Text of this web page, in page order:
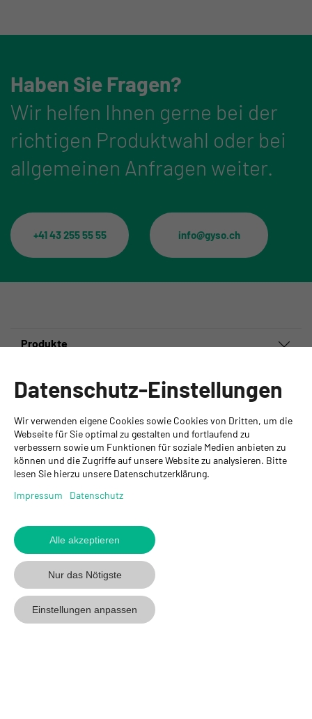
Haben Sie Fragen?
Wir helfen Ihnen gerne bei der
richtigen Produktwahl oder bei
allgemeinen Anfragen weiter.
+41 43 255 55 55 info@gyso.ch
Produkte
GYSO AG
Hauptsitz Kloten
Steinackerstrasse 34
8302 Kloten
+ 41 43 255 55 55
www.gyso.ch
GYSO
auf
Youtube
GYSO
auf
folgen
Gyso
auf
Linkedin
folgen
Datenschutz-Einstellungen
Wir verwenden eigene Cookies sowie Cookies von Dritten, um die
Webseite für Sie optimal zu gestalten und fortlaufend zu
verbessern sowie um Funktionen für soziale Medien anbieten zu
können und die Zugriffe auf unsere Website zu analysieren. Bitte
lesen Sie hierzu unsere Datenschutzerklärung.
Impressum
Datenschutz
Alle akzeptieren
Nur das Nötigste
Einstellungen anpassen